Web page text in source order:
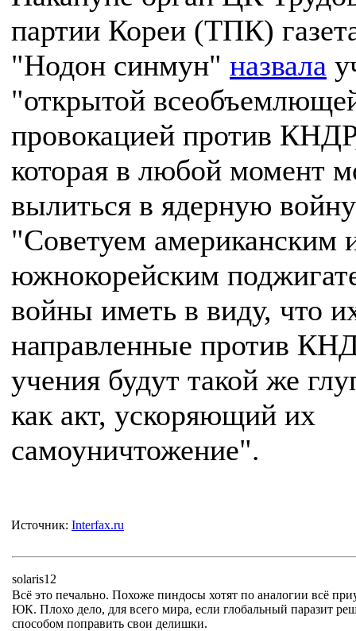
партии Кореи (ТПК)
"Нодон синмун" назвала
"открытой
провокацией против
которая в любой момент
вылиться в ядерную
"Советуем американским
южнокорейским
войны иметь в виду, что
направленные против
учения будут такой же
как акт, ускоряющий их
самоуничтожение".
Источник: Interfax.ru
solaris12
Всё это печально. Похоже пиндосы хотят по аналогии всё
ЮК. Плохо дело, для всего мира, если глобальный паразит
способом поправить свои делишки.